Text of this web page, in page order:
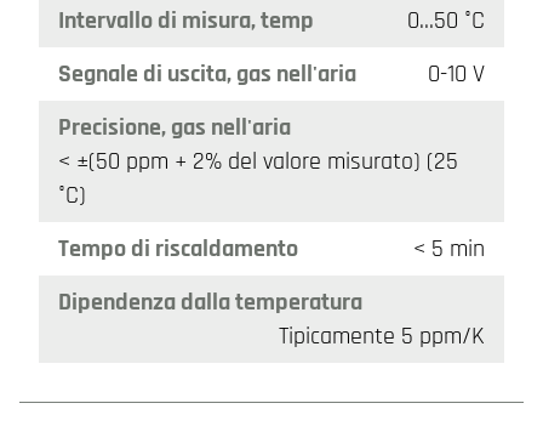
Intervallo di misura, temp
0…50 °C
Segnale di uscita, gas nell'aria
0-10 V
Precisione, gas nell'aria
< ±(50 ppm + 2% del valore misurato) (25
°C)
Tempo di riscaldamento
< 5 min
Dipendenza dalla temperatura
Tipicamente 5 ppm/K